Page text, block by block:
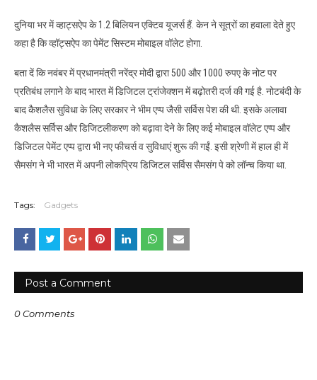
दुनिया भर में व्हाट्सऐप के 1.2 बिलियन एक्टिव यूजर्स हैं. केन ने सूत्रों का हवाला देते हुए
कहा है कि व्हॉट्सऐप का पेमेंट सिस्टम मोबाइल वॉलेट होगा.
बता दें कि नवंबर में प्रधानमंत्री नरेंद्र मोदी द्वारा 500 और 1000 रुपए के नोट पर
प्रतिबंध लगाने के बाद भारत में डिजिटल ट्रांजेक्‍शन में बढ़ोतरी दर्ज की गई है. नोटबंदी के
बाद कैशलैस सुविधा के लिए सरकार ने भीम एप्प जैसी सर्विस पेश की थी. इसके अलावा
कैशलैस सर्विस और डिजिटलीकरण को बढ़ावा देने के लिए कई मोबाइल वॉलेट एप्प और
डिजिटल पेमेंट एप्प द्वारा भी नए फीचर्स व सुविधाएं शुरू की गईं. इसी श्रेणी में हाल ही में
सैमसंग ने भी भारत में अपनी लोकप्रिय डिजिटल सर्विस सैमसंग पे को लॉन्च किया था.
Tags: Gadgets
Post a Comment
0 Comments